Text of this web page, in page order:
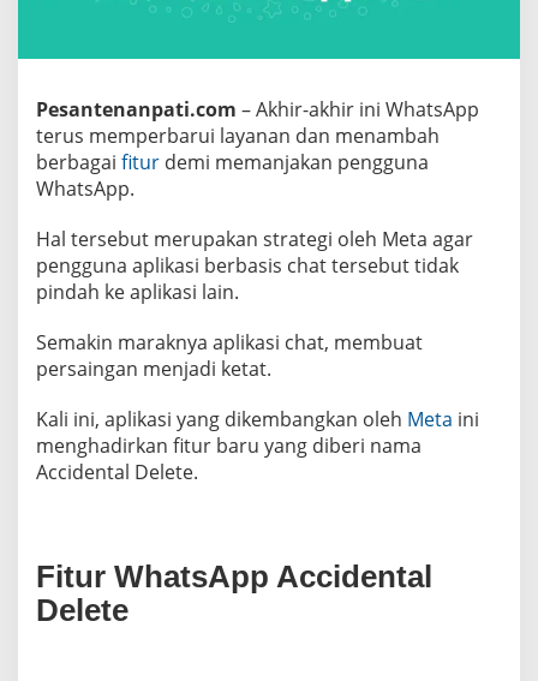
i
n
l
D
e
l
,
A
t
u
?
Pesantenanpati.com – Akhir-akhir ini WhatsApp
terus memperbarui layanan dan menambah
berbagai fitur demi memanjakan pengguna
WhatsApp.
Hal tersebut merupakan strategi oleh Meta agar
pengguna aplikasi berbasis chat tersebut tidak
pindah ke aplikasi lain.
Semakin maraknya aplikasi chat, membuat
persaingan menjadi ketat.
Kali ini, aplikasi yang dikembangkan oleh Meta ini
menghadirkan fitur baru yang diberi nama
Accidental Delete.
Fitur WhatsApp Accidental
Delete